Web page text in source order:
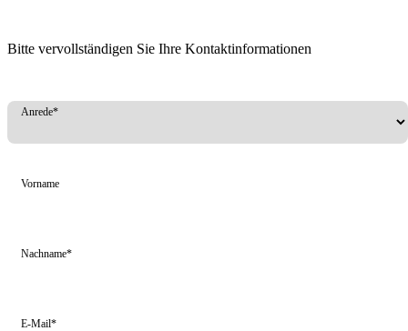
Bitte vervollständigen Sie Ihre Kontaktinformationen
Anrede*
Vorname
Nachname*
E-Mail*